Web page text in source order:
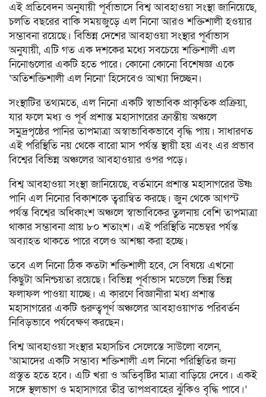
এই প্রতিবেদন অনুযায়ী পূর্বাভাসে বিশ্ব আবহাওয়া সংস্থা জানিয়েছে,
চলতি বছরের বাকি সময়জুড়ে এল নিনো আরও শক্তিশালী হওয়ার
সম্ভাবনা রয়েছে। বিভিন্ন দেশের আবহাওয়া সংস্থার পূর্বাভাস
অনুযায়ী, এটি গত এক দশকের মধ্যে সবচেয়ে শক্তিশালী এল
নিনোগুলোর একটি হতে পারে। কোনো কোনো বিশেষজ্ঞ একে
‘অতিশক্তিশালী এল নিনো’ হিসেবেও আখ্যা দিচ্ছেন।
সংস্থাটির তথ্যমতে, এল নিনো একটি স্বাভাবিক প্রাকৃতিক প্রক্রিয়া,
যার ফলে মধ্য ও পূর্ব প্রশান্ত মহাসাগরের ক্রান্তীয় অঞ্চলে
সমুদ্রপৃষ্ঠের পানির তাপমাত্রা অস্বাভাবিকভাবে বৃদ্ধি পায়। সাধারণত
এই পরিস্থিতি নয় থেকে বারো মাস পর্যন্ত স্থায়ী হয় এবং এর প্রভাব
বিশ্বের বিভিন্ন অঞ্চলের আবহাওয়ার ওপর পড়ে।
বিশ্ব আবহাওয়া সংস্থা জানিয়েছে, বর্তমানে প্রশান্ত মহাসাগরের উষ্ণ
পানি এল নিনোর বিকাশকে ত্বরান্বিত করছে। জুন থেকে আগস্ট
পর্যন্ত বিশ্বের অধিকাংশ অঞ্চলে স্বাভাবিকের তুলনায় বেশি তাপমাত্রা
থাকার সম্ভাবনা প্রায় ৮০ শতাংশ। এই পরিস্থিতি নভেম্বর পর্যন্ত
অব্যাহত থাকতে পারে বলেও আশঙ্কা করা হচ্ছে।
তবে এল নিনো ঠিক কতটা শক্তিশালী হবে, সে বিষয়ে এখনো
কিছুটা অনিশ্চয়তা রয়েছে। বিভিন্ন পূর্বাভাস মডেলে ভিন্ন ভিন্ন
ফলাফল পাওয়া যাচ্ছে। এ কারণে বিজ্ঞানীরা মধ্য প্রশান্ত
মহাসাগরের একটি গুরুত্বপূর্ণ অঞ্চলের আবহাওয়াগত পরিবর্তন
নিবিড়ভাবে পর্যবেক্ষণ করছেন।
বিশ্ব আবহাওয়া সংস্থার মহাসচিব সেলেস্তে সাউলো বলেন,
‘আমাদের একটি সম্ভাব্য শক্তিশালী এল নিনো পরিস্থিতির জন্য
প্রস্তুত হতে হবে। এটি খরা ও অতিবৃষ্টির মাত্রা বাড়িয়ে দেবে। একই
সঙ্গে স্থলভাগ ও মহাসাগরে তীব্র তাপপ্রবাহের ঝুঁকিও বৃদ্ধি পাবে।’